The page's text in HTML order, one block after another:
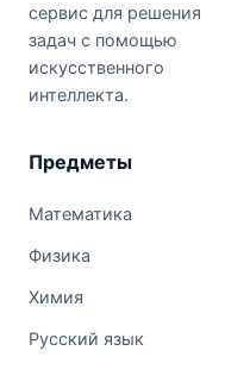
сервис для решения
задач с помощью
искусственного
интеллекта.
Предметы
Математика
Физика
Химия
Русский язык